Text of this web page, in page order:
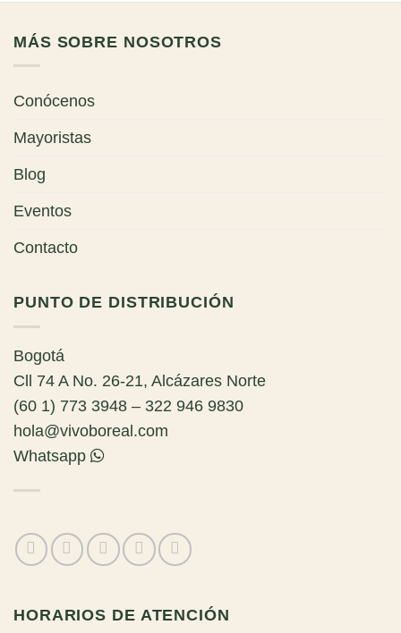
MÁS SOBRE NOSOTROS
Conócenos
Mayoristas
Blog
Eventos
Contacto
PUNTO DE DISTRIBUCIÓN
Bogotá
Cll 74 A No. 26-21, Alcázares Norte
(60 1) 773 3948 – 322 946 9830
hola@vivoboreal.com
Whatsapp
HORARIOS DE ATENCIÓN